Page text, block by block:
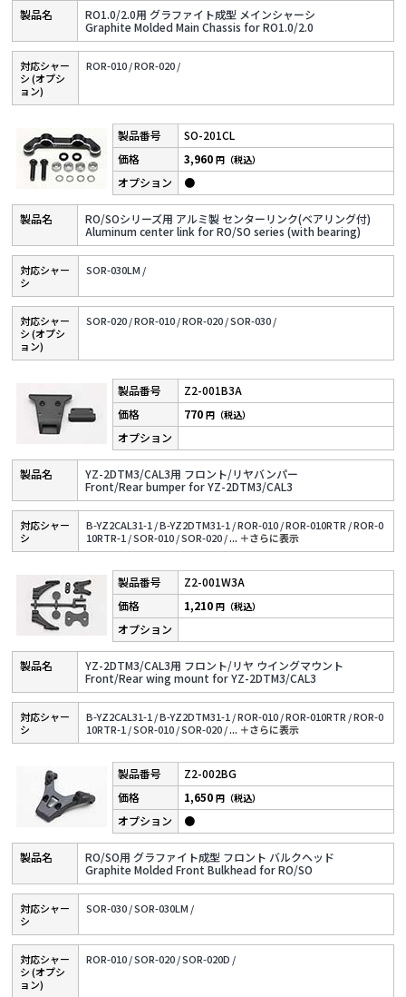
RO1.0/2.0用 グラファイト成型 メインシャーシ
Graphite Molded Main Chassis for RO1.0/2.0
対応シャー
シ (オプシ
ョン)
ROR-010 /ROR-020 /
SO-201CL
RO/SOシリーズ用 アルミ製 センターリンク(ベアリング付)
Aluminum center link for RO/SO series (with bearing)
3,960円（税込）
●
対応シャー
シ
SOR-030LM /
対応シャー
シ (オプシ
ョン)
SOR-020 /ROR-010 /ROR-020 /SOR-030 /
Z2-001B3A
YZ-2DTM3/CAL3用 フロント/リヤバンパー
Front/Rear bumper for YZ-2DTM3/CAL3
770円（税込）
対応シャー
シ
B-YZ2CAL31-1 /B-YZ2DTM31-1 /ROR-010 /ROR-010RTR /ROR-0
10RTR-1 /SOR-010 /SOR-020 /... ＋さらに表⽰
Z2-001W3A
YZ-2DTM3/CAL3用 フロント/リヤ ウイングマウント
Front/Rear wing mount for YZ-2DTM3/CAL3
1,210円（税込）
対応シャー
シ
B-YZ2CAL31-1 /B-YZ2DTM31-1 /ROR-010 /ROR-010RTR /ROR-0
10RTR-1 /SOR-010 /SOR-020 /... ＋さらに表⽰
Z2-002BG
RO/SO用 グラファイト成型 フロント バルクヘッド
Graphite Molded Front Bulkhead for RO/SO
1,650円（税込）
●
対応シャー
シ
SOR-030 /SOR-030LM /
対応シャー
シ (オプシ
ョン)
ROR-010 /SOR-020 /SOR-020D /